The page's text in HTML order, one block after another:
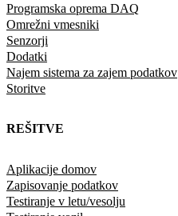
Programska oprema DAQ
Omrežni vmesniki
Senzorji
Dodatki
Najem sistema za zajem podatkov
Storitve
REŠITVE
Aplikacije domov
Zapisovanje podatkov
Testiranje v letu/vesolju